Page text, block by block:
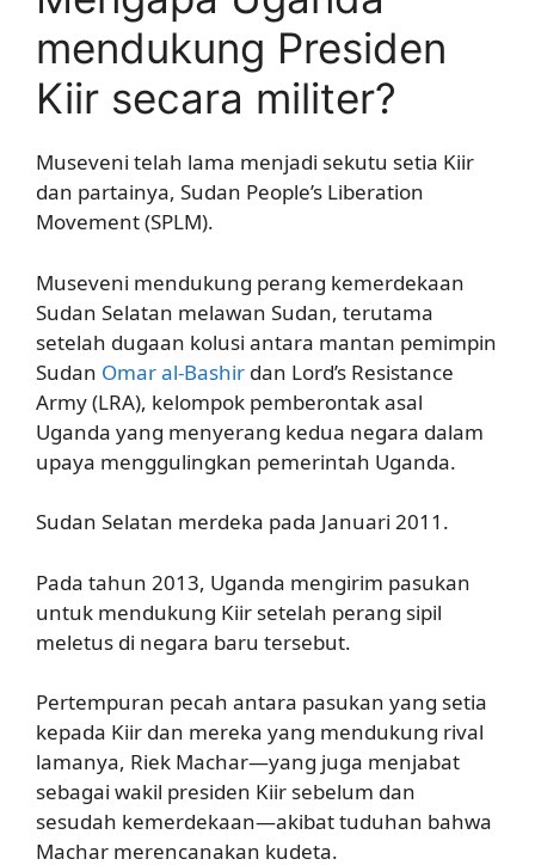
mendukung Presiden
Kiir secara militer?
Museveni telah lama menjadi sekutu setia Kiir
dan partainya, Sudan People’s Liberation
Movement (SPLM).
Museveni mendukung perang kemerdekaan
Sudan Selatan melawan Sudan, terutama
setelah dugaan kolusi antara mantan pemimpin
Sudan Omar al-Bashir dan Lord’s Resistance
Army (LRA), kelompok pemberontak asal
Uganda yang menyerang kedua negara dalam
upaya menggulingkan pemerintah Uganda.
Sudan Selatan merdeka pada Januari 2011.
Pada tahun 2013, Uganda mengirim pasukan
untuk mendukung Kiir setelah perang sipil
meletus di negara baru tersebut.
Pertempuran pecah antara pasukan yang setia
kepada Kiir dan mereka yang mendukung rival
lamanya, Riek Machar—yang juga menjabat
sebagai wakil presiden Kiir sebelum dan
sesudah kemerdekaan—akibat tuduhan bahwa
Machar merencanakan kudeta.